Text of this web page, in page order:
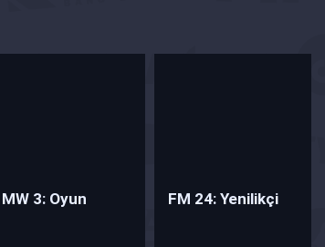
MW 3: Oyun
FM 24: Yenilikçi